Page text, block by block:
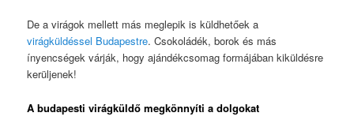
De a virágok mellett más meglepik is küldhetőek a
virágküldéssel Budapestre. Csokoládék, borok és más
ínyencségek várják, hogy ajándékcsomag formájában kiküldésre
kerüljenek!
A budapesti virágküldő megkönnyíti a dolgokat